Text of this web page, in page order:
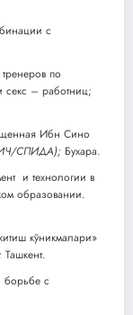
с
по
секс – работниц;
Ибн Сино
СПИДА); Бухара.
и технологии в
образовании.
кўникмалари»
Ташкент.
борьбе с